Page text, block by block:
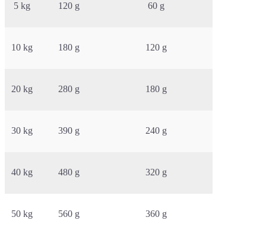
5 kg 120 g 60 g
10 kg 180 g 120 g
20 kg 280 g 180 g
30 kg 390 g 240 g
40 kg 480 g 320 g
50 kg 560 g 360 g